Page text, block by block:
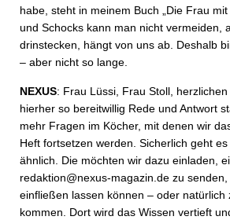
habe, steht in meinem Buch „Die Frau
und Schocks kann man nicht vermeiden,
drinstecken, hängt von uns ab. Deshalb
– aber nicht so lange.
NEXUS: Frau Lüssi, Frau Stoll,
hierher so bereitwillig Rede und Antwort
mehr Fragen im Köcher, mit denen wir
Heft fortsetzen werden. Sicherlich geht
ähnlich. Die möchten wir dazu einladen,
redaktion@nexus-magazin.de zu
einfließen lassen können – oder
kommen. Dort wird das Wissen vertieft